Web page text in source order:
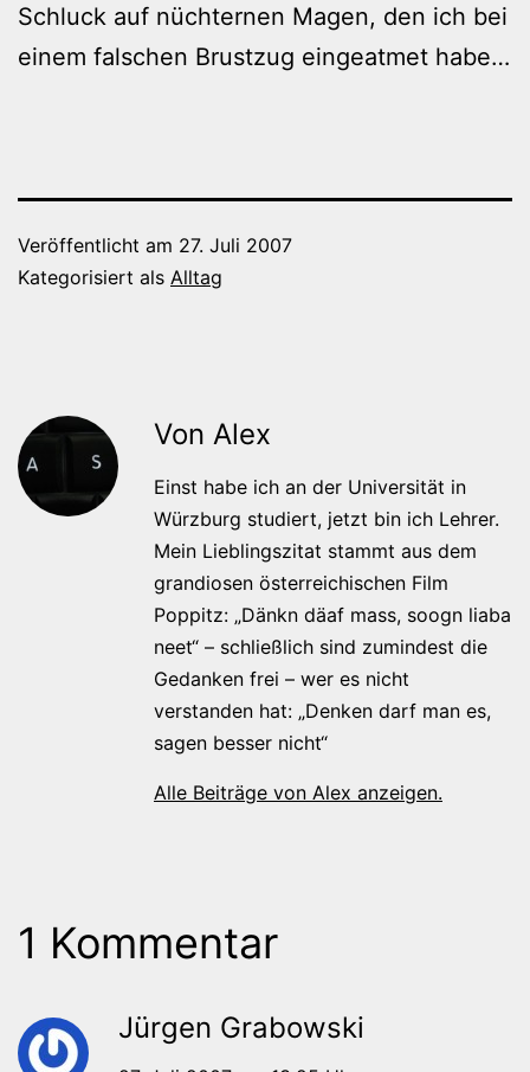
Schluck auf nüchternen Magen, den ich bei
einem falschen Brustzug eingeatmet habe…
Veröffentlicht am 27. Juli 2007
Kategorisiert als Alltag
Von Alex
Einst habe ich an der Universität in
Würzburg studiert, jetzt bin ich Lehrer.
Mein Lieblingszitat stammt aus dem
grandiosen österreichischen Film
Poppitz: „Dänkn däaf mass, soogn liaba
neet“ – schließlich sind zumindest die
Gedanken frei – wer es nicht
verstanden hat: „Denken darf man es,
sagen besser nicht“
Alle Beiträge von Alex anzeigen.
1 Kommentar
Jürgen Grabowski